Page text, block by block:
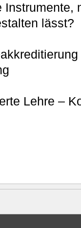
lässt?
Lehre –